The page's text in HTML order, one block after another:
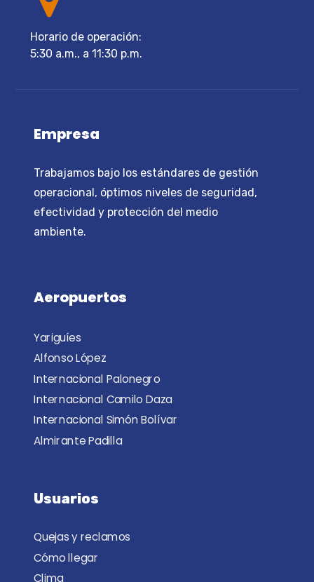
Horario de operación:
5:30 a.m., a 11:30 p.m.
Empresa
Trabajamos bajo los estándares de gestión
operacional, óptimos niveles de seguridad,
efectividad y protección del medio
ambiente.
Aeropuertos
Yariguíes
Alfonso López
Internacional Palonegro
Internacional Camilo Daza
Internacional Simón Bolívar
Almirante Padilla
Usuarios
Quejas y reclamos
Cómo llegar
Clima